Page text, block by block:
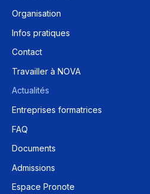
Organisation
Infos pratiques
Contact
Travailler à NOVA
Actualités
Entreprises formatrices
FAQ
Documents
Admissions
Espace Pronote